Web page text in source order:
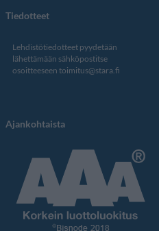
Tiedotteet
Lehdistötiedotteet pyydetään
lähettämään sähköpostitse
osoitteeseen toimitus@stara.fi
Ajankohtaista